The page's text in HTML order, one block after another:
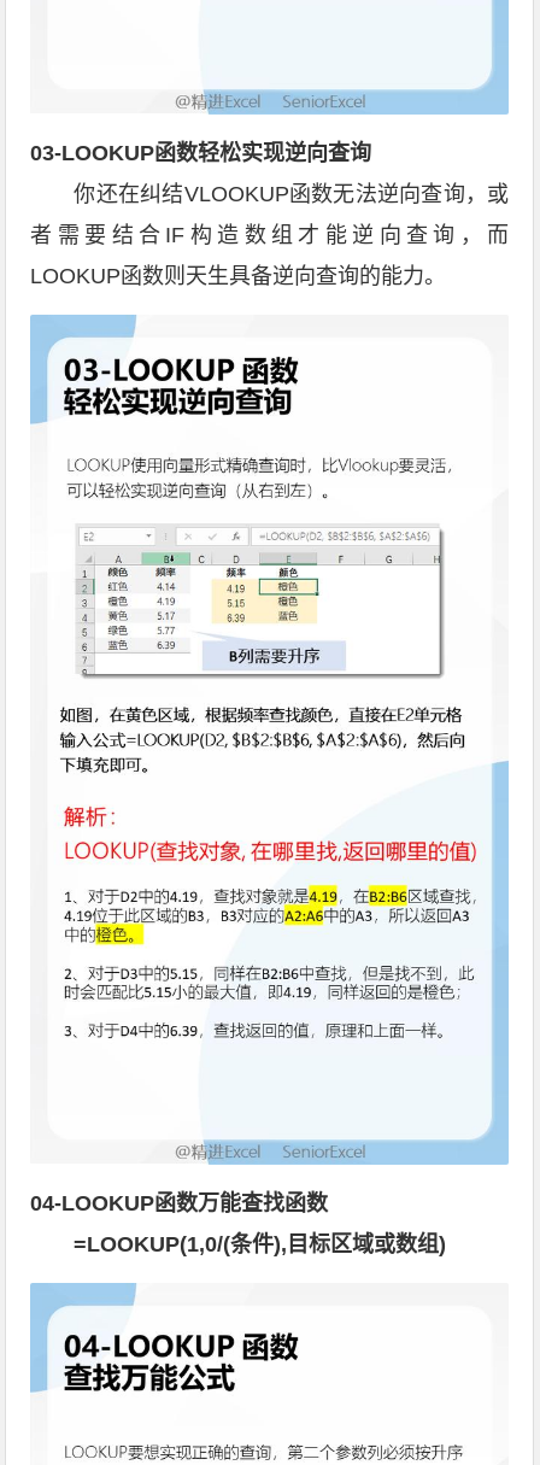
03-LOOKUP函数轻松实现逆向查询
你还在纠结VLOOKUP函数无法逆向查询，或
者需要结合IF构造数组才能逆向查询，而
LOOKUP函数则天生具备逆向查询的能力。
04-LOOKUP函数万能查找函数
=LOOKUP(1,0/(条件),目标区域或数组)